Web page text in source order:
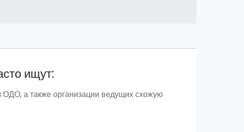
ищут:
ОДО, а также организации ведущих схожую